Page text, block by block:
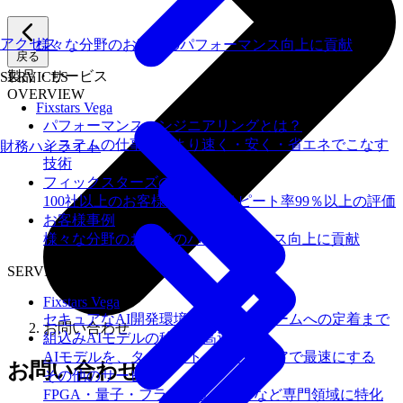
戻る
製品・サービス
OVERVIEW
パフォーマンスエンジニアリングとは？
システムの仕事を、より速く・安く・省エネでこなす
技術
フィックスターズの​強み
100社以上のお客様を支援しリピート率99％以上の評価
お客様事例
様々な分野のお客様のパフォーマンス向上に貢献
SERVICES
Fixstars Vega
セキュアなAI開発環境の構築からチームへの定着まで
組込みAIモデルの移植・高速化
AIモデルを、ターゲットハードウェアで最速にする
その他のサービス
FPGA・量子・フラッシュメモリなど専門領域に特化
アクセス様々な分野のお客様のパフォーマンス向上に貢献
SERVICES
Fixstars Vega
財務ハイライト
お問い合わせ
お問い合わせ